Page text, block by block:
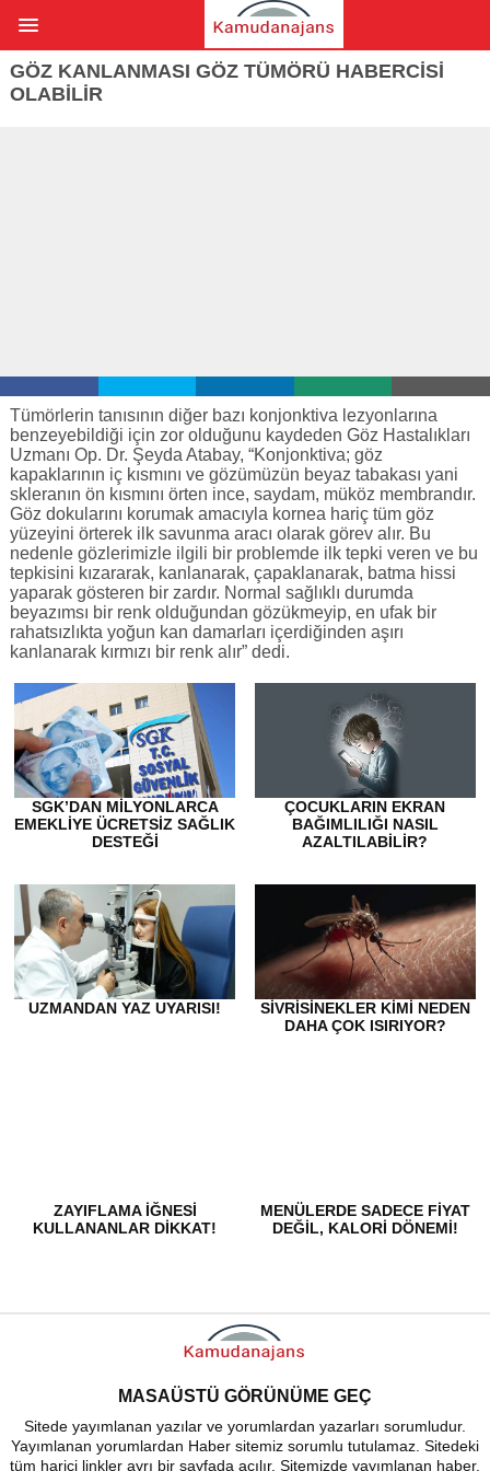
GÖZ KANLANMASI GÖZ TÜMÖRÜ HABERCISI
OLABILIR
Tümörlerin tanısının diğer bazı konjonktiva lezyonlarına
benzeyebildiği için zor olduğunu kaydeden Göz Hastalıkları
Uzmanı Op. Dr. Şeyda Atabay, “Konjonktiva; göz
kapaklarının iç kısmını ve gözümüzün beyaz tabakası yani
skleranın ön kısmını örten ince, saydam, müköz membrandır.
Göz dokularını korumak amacıyla kornea hariç tüm göz
yüzeyini örterek ilk savunma aracı olarak görev alır. Bu
nedenle gözlerimizle ilgili bir problemde ilk tepki veren ve bu
tepkisini kızararak, kanlanarak, çapaklanarak, batma hissi
yaparak gösteren bir zardır. Normal sağlıklı durumda
beyazımsı bir renk olduğundan gözükmeyip, en ufak bir
rahatsızlıkta yoğun kan damarları içerdiğinden aşırı
kanlanarak kırmızı bir renk alır” dedi.
SGK’DAN MILYONLARCA
EMEKLIYE ÜCRETSIZ SAĞLIK
DESTEĞI
ÇOCUKLARIN EKRAN
BAĞIMLILIĞI NASIL
AZALTILABILIR?
UZMANDAN YAZ UYARISI!
SIVRISINEKLER KIMI NEDEN
DAHA ÇOK ISIRIYOR?
ZAYIFLAMA IĞNESI
KULLANANLAR DIKKAT!
​MENÜLERDE SADECE FIYAT
DEĞIL, KALORI DÖNEMI!
MASAÜSTÜ GÖRÜNÜME GEÇ
Sitede yayımlanan yazılar ve yorumlardan yazarları sorumludur.
Yayımlanan yorumlardan Haber sitemiz sorumlu tutulamaz. Sitedeki
tüm harici linkler ayrı bir sayfada açılır. Sitemizde yayımlanan haber,